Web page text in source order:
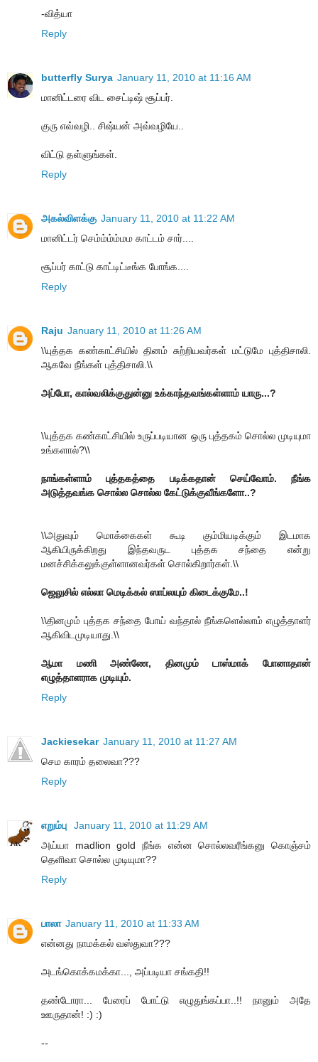
-வித்யா
Reply
butterfly Surya January 11, 2010 at 11:16 AM
மானிட்டரை விட சைட்டிஷ் சூப்பர்.
குரு எவ்வழி.. சிஷ்யன் அவ்வழியே..
விட்டு தள்ளுங்கள்.
Reply
அகல்விளக்கு January 11, 2010 at 11:22 AM
மானிட்டர் செம்ம்ம்ம்மம காட்டம் சார்....
சூப்பர் காட்டு காட்டிட்டீங்க போங்க....
Reply
Raju January 11, 2010 at 11:26 AM
\\புத்தக கண்காட்சியில் தினம் சுற்றியவர்கள் மட்டுமே புத்திசாலி.
ஆகவே நீங்கள் புத்திசாலி.\\
அப்போ, கால்வலிக்குதுன்னு உக்காந்தவங்கள்ளாம் யாரு...?
\\புத்தக கண்காட்சியில் உருப்படியான ஒரு புத்தகம் சொல்ல முடியுமா
உங்களால்?\\
நாங்கள்ளாம் புத்தகத்தை படிக்கதான் செய்வோம். நீங்க
அடுத்தவங்க சொல்ல சொல்ல கேட்டுக்குவீங்களோ..?
\\அதுவும் மொக்கைகள் கூடி கும்மியடிக்கும் இடமாக
ஆகியிருக்கிறது இந்தவருட புத்தக சந்தை என்று
மனச்சிக்கலுக்குள்ளானவர்கள் சொல்கிறார்கள்.\\
ஜெலுசில் எல்லா மெடிக்கல் ஸாப்லயும் கிடைக்குமே..!
\\தினமும் புத்தக சந்தை போய் வந்தால் நீங்களெல்லாம் எழுத்தாளர்
ஆகிவிடமுடியாது.\\
ஆமா மணி அண்ணே, தினமும் டாஸ்மாக் போனாதான்
எழுத்தாளராக முடியும்.
Reply
Jackiesekar January 11, 2010 at 11:27 AM
செம காரம் தலைவா???
Reply
எறும்பு
January 11, 2010 at 11:29 AM
அய்யா madlion gold நீங்க என்ன சொல்லவரீங்கனு கொஞ்சம்
தெளிவா சொல்ல முடியுமா??
Reply
பாலா January 11, 2010 at 11:33 AM
என்னது நாமக்கல் வஸ்துவா???
அடங்கொக்கமக்கா..., அப்படியா சங்கதி!!
தண்டோரா... பேரைப் போட்டு எழுதுங்கப்பா..!! நானும் அதே
ஊருதான்! :) :)
--